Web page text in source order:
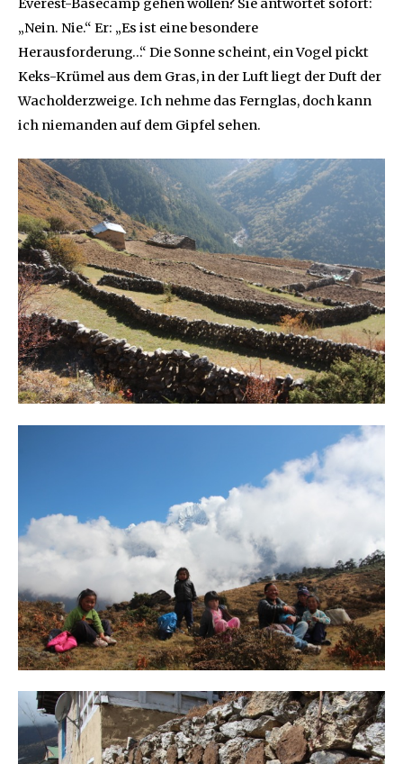
Everest-Basecamp gehen wollen? Sie antwortet sofort:
„Nein. Nie.“ Er: „Es ist eine besondere
Herausforderung…“ Die Sonne scheint, ein Vogel pickt
Keks-Krümel aus dem Gras, in der Luft liegt der Duft der
Wacholderzweige. Ich nehme das Fernglas, doch kann
ich niemanden auf dem Gipfel sehen.